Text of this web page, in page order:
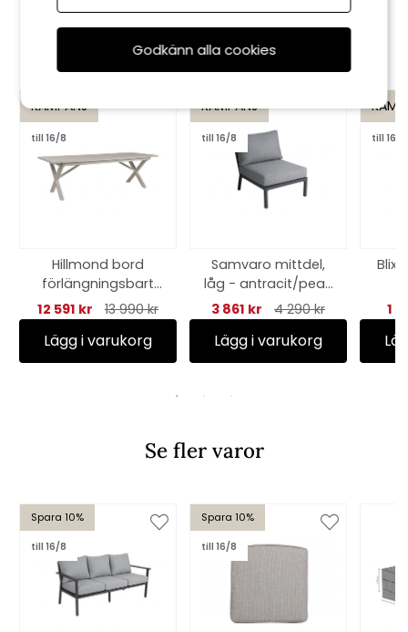
KAMPANJ
till 16/8
Hillmond bord
förlängningsbart
240-310x100 H73 cm
- khaki
12 591 kr 13 990 kr
Lägg i varukorg
KAMPANJ
till 16/8
Samvaro mittdel,
låg - antracit/pearl
grey dyna
3 861 kr 4 290 kr
Lägg i varukorg
till 16/8
1
Se fler varor
Spara 10%
till 16/8
Spara 10%
till 16/8
Godkänn alla cookies